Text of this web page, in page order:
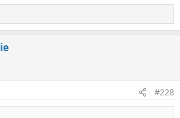
快來試看看新手機海水
影.白光下其實也很美麗
#228